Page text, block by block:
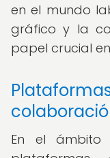
en el mundo
gráfico y la
papel crucial
En el ámbito